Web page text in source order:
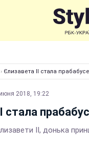
› Єлизавета II стала
2018, 19:22
стала
II, донька